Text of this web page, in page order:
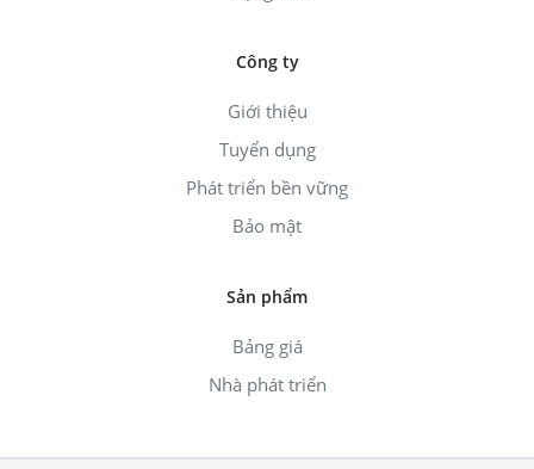
Công ty
Giới thiệu
Tuyển dụng
Phát triển bền vững
Bảo mật
Sản phẩm
Bảng giá
Nhà phát triển